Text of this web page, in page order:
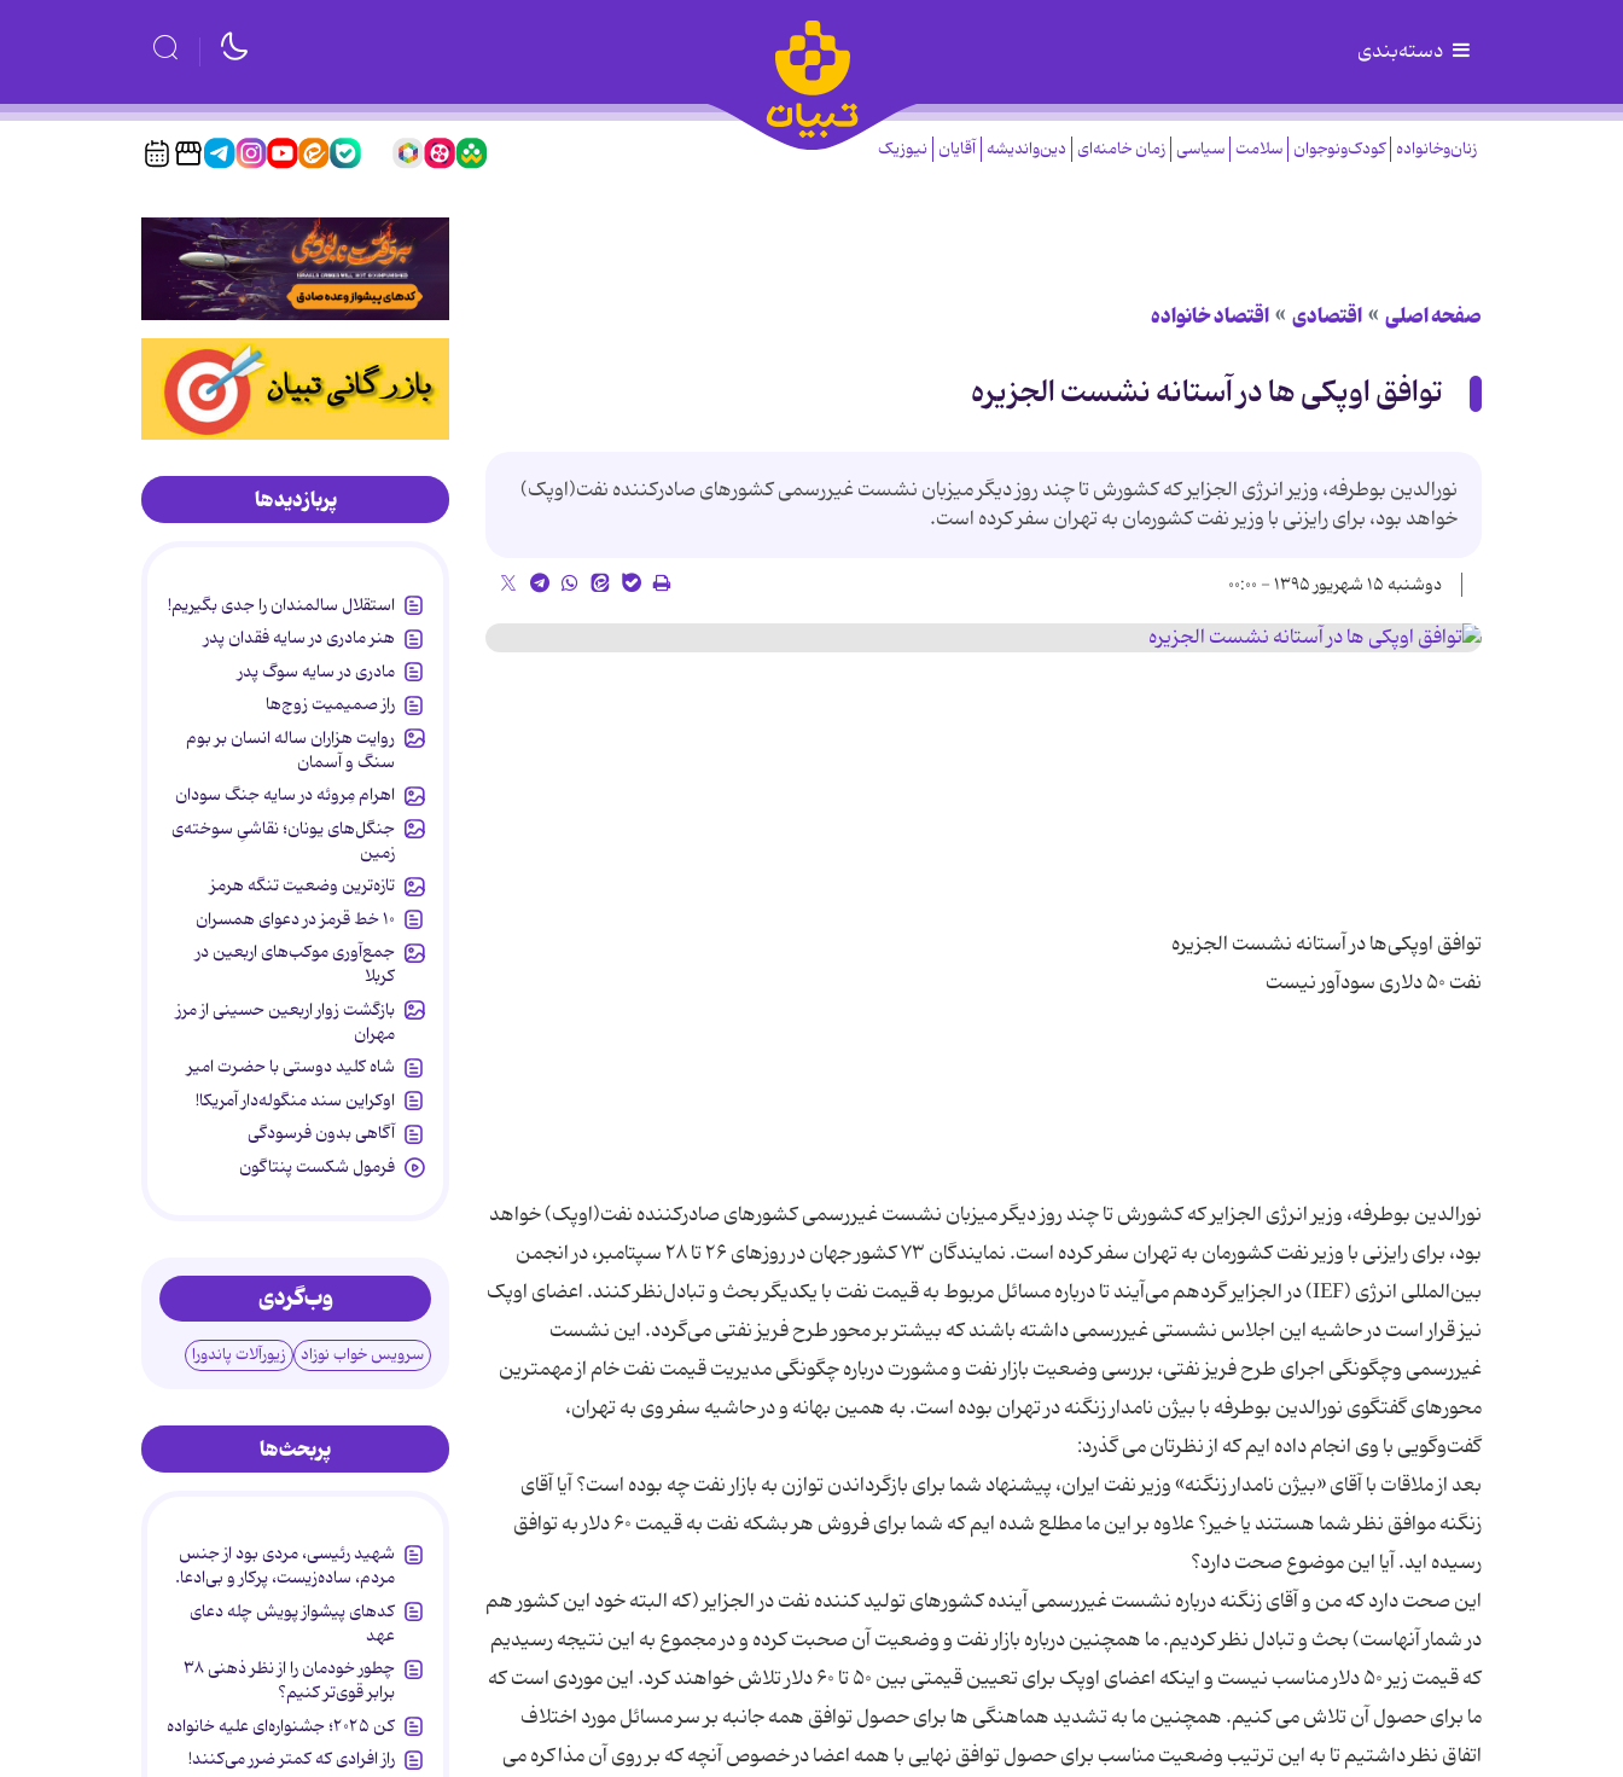
دسته‌بندی
زنان‌وخانواده کودک‌ونوجوان سلامت سیاسی زمان خامنه‌ای دین‌واندیشه آقایان نیوزیک
صفحه اصلی اقتصادی اقتصاد خانواده
توافق اوپکی ها در آستانه نشست الجزیره
نورالدین بوطرفه، وزیر انرژی الجزایر که کشورش تا چند روز دیگر میزبان نشست غیررسمی کشورهای صادرکننده نفت(اوپک)
خواهد بود، برای رایزنی با وزیر نفت کشورمان به تهران سفر کرده است.
دوشنبه ۱۵ شهریور ۱۳۹۵ - ۰۰:۰۰
نورالدین بوطرفه، وزیر انرژی الجزایر که کشورش تا چند روز دیگر میزبان نشست غیررسمی کشورهای صادرکننده نفت(اوپک) خواهد
بود، برای رایزنی با وزیر نفت کشورمان به تهران سفر کرده است. نمایندگان ۷۳ کشور جهان در روزهای ۲۶ تا ۲۸ سپتامبر، در انجمن
بین‌المللی انرژی (IEF) در الجزایر گردهم می‌آیند تا درباره مسائل مربوط به قیمت نفت با یکدیگر بحث و تبادل‌نظر کنند. اعضای اوپک
نیز قرار است در حاشیه این اجلاس نشستی غیررسمی داشته باشند که بیشتر بر محور طرح فریز نفتی می‌گردد. این نشست
غیررسمی وچگونگی اجرای طرح فریز نفتی، بررسی وضعیت بازار نفت و مشورت درباره چگونگی مدیریت قیمت نفت خام از مهمترین
محورهای گفتگوی نورالدین بوطرفه با بیژن نامدار زنگنه در تهران بوده است. به همین بهانه و در حاشیه سفر وی به تهران،
بعد از ملاقات با آقای «بیژن نامدار زنگنه» وزیر نفت ایران، پیشنهاد شما برای بازگرداندن توازن به بازار نفت چه بوده است؟ آیا آقای
زنگنه موافق نظر شما هستند یا خیر؟ علاوه بر این ما مطلع شده ایم که شما برای فروش هر بشکه نفت به قیمت ۶۰ دلار به توافق
این صحت دارد که من و آقای زنگنه درباره نشست غیررسمی آینده کشورهای تولید کننده نفت در الجزایر (که البته خود این کشور هم
در شمار آنهاست) بحث و تبادل نظر کردیم. ما همچنین درباره بازار نفت و وضعیت آن صحبت کرده و در مجموع به این نتیجه رسیدیم
که قیمت زیر ۵۰ دلار مناسب نیست و اینکه اعضای اوپک برای تعیین قیمتی بین ۵۰ تا ۶۰ دلار تلاش خواهند کرد. این موردی است که
ما برای حصول آن تلاش می کنیم. همچنین ما به تشدید هماهنگی ها برای حصول توافق همه جانبه بر سر مسائل مورد اختلاف
اتفاق نظر داشتیم تا به این ترتیب وضعیت مناسب برای حصول توافق نهایی با همه اعضا در خصوص آنچه که بر روی آن مذاکره می
پربازدیدها
استقلال سالمندان را جدی بگیریم!
هنر مادری در سایه‌ فقدان پدر
مادری در سایه سوگ پدر
راز صمیمیت زوج‌ها
روایت هزاران ساله انسان بر بوم
سنگ و آسمان
اهرام مِروئه در سایه جنگ سودان
جنگل‌های یونان؛ نقاشیِ سوخته‌ی
زمین
تازه‌ترین وضعیت تنگه هرمز
۱۰ خط قرمز در دعوای همسران
جمع‌آوری موکب‌های اربعین در
کربلا
بازگشت زوار اربعین حسینی از مرز
مهران
شاه کلید دوستی با حضرت امیر
اوکراین سند منگوله‌دار آمریکا!
آگاهی بدون فرسودگی
فرمول شکست پنتاگون
وب‌گردی
سرویس خواب نوزاد زیورآلات پاندورا
پربحث‌ها
شهید رئیسی، مردی بود از جنس
مردم، ساده‌زیست، پرکار و بی‌ادعا.
کدهای پیشواز پویش چله دعای
عهد
چطور خودمان را از نظر ذهنی ۳۸
برابر قوی‌تر کنیم؟
کن ۲۰۲۵؛ جشنواره‌ای علیه خانواده
راز افرادی که کمتر ضرر می‌کنند!